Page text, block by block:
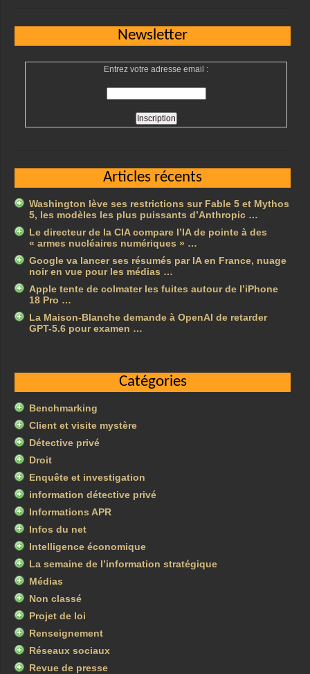
Newsletter
Entrez votre adresse email :
Articles récents
Washington lève ses restrictions sur Fable 5 et Mythos
5, les modèles les plus puissants d’Anthropic …
Le directeur de la CIA compare l’IA de pointe à des
« armes nucléaires numériques » …
Google va lancer ses résumés par IA en France, nuage
noir en vue pour les médias …
Apple tente de colmater les fuites autour de l’iPhone
18 Pro …
La Maison-Blanche demande à OpenAI de retarder
GPT-5.6 pour examen …
Catégories
Benchmarking
Client et visite mystère
Détective privé
Droit
Enquête et investigation
information détective privé
Informations APR
Infos du net
Intelligence économique
La semaine de l’information stratégique
Médias
Non classé
Projet de loi
Renseignement
Réseaux sociaux
Revue de presse